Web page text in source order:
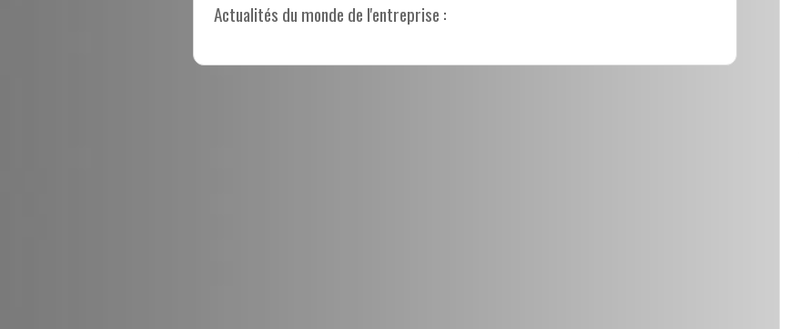
Actualités du monde de l'entreprise :